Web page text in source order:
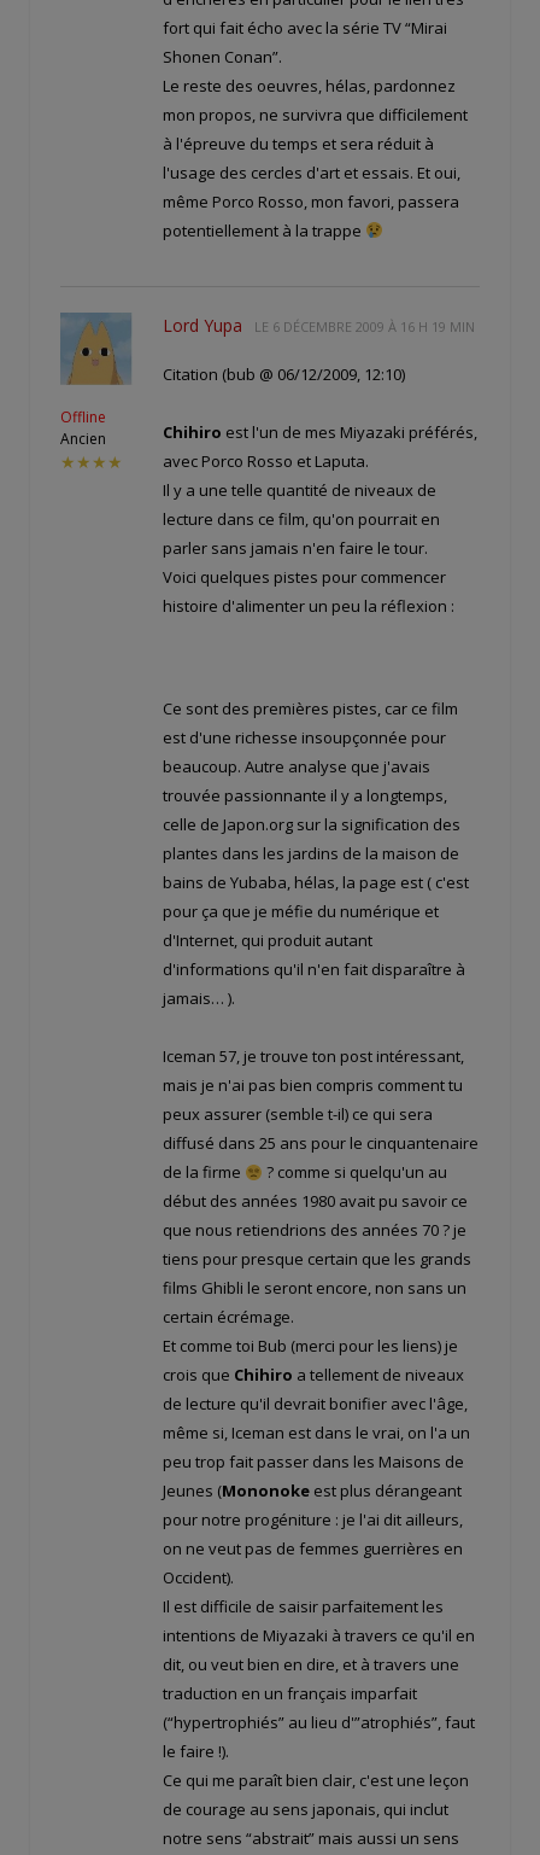
fort qui fait écho avec la série TV “Mirai
Shonen Conan”.
Le reste des oeuvres, hélas, pardonnez
mon propos, ne survivra que difficilement
à l'épreuve du temps et sera réduit à
l'usage des cercles d'art et essais. Et oui,
même Porco Rosso, mon favori, passera
potentiellement à la trappe
Offline
Ancien
★★★★
Lord Yupa LE 6 DÉCEMBRE 2009 À 16 H 19 MIN
Citation (bub @ 06/12/2009, 12:10)
Chihiro est l'un de mes Miyazaki préférés,
avec Porco Rosso et Laputa.
Il y a une telle quantité de niveaux de
lecture dans ce film, qu'on pourrait en
parler sans jamais n'en faire le tour.
Voici quelques pistes pour commencer
histoire d'alimenter un peu la réflexion :
Ce sont des premières pistes, car ce film
est d'une richesse insoupçonnée pour
beaucoup. Autre analyse que j'avais
trouvée passionnante il y a longtemps,
celle de Japon.org sur la signification des
plantes dans les jardins de la maison de
bains de Yubaba, hélas, la page est ( c'est
pour ça que je méfie du numérique et
d'Internet, qui produit autant
d'informations qu'il n'en fait disparaître à
jamais… ).
Iceman 57, je trouve ton post intéressant,
mais je n'ai pas bien compris comment tu
peux assurer (semble t-il) ce qui sera
diffusé dans 25 ans pour le cinquantenaire
de la firme
? comme si quelqu'un au
début des années 1980 avait pu savoir ce
que nous retiendrions des années 70 ? je
tiens pour presque certain que les grands
films Ghibli le seront encore, non sans un
certain écrémage.
Et comme toi Bub (merci pour les liens) je
crois que Chihiro a tellement de niveaux
de lecture qu'il devrait bonifier avec l'âge,
même si, Iceman est dans le vrai, on l'a un
peu trop fait passer dans les Maisons de
Jeunes (Mononoke est plus dérangeant
pour notre progéniture : je l'ai dit ailleurs,
on ne veut pas de femmes guerrières en
Occident).
Il est difficile de saisir parfaitement les
intentions de Miyazaki à travers ce qu'il en
dit, ou veut bien en dire, et à travers une
traduction en un français imparfait
(“hypertrophiés” au lieu d'”atrophiés”, faut
le faire !).
Ce qui me paraît bien clair, c'est une leçon
de courage au sens japonais, qui inclut
notre sens “abstrait” mais aussi un sens